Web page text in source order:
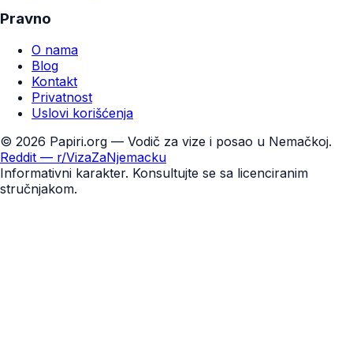
Pravno
O nama
Blog
Kontakt
Privatnost
Uslovi korišćenja
© 2026 Papiri.org — Vodič za vize i posao u Nemačkoj.
Reddit — r/VizaZaNjemacku
Informativni karakter. Konsultujte se sa licenciranim
stručnjakom.